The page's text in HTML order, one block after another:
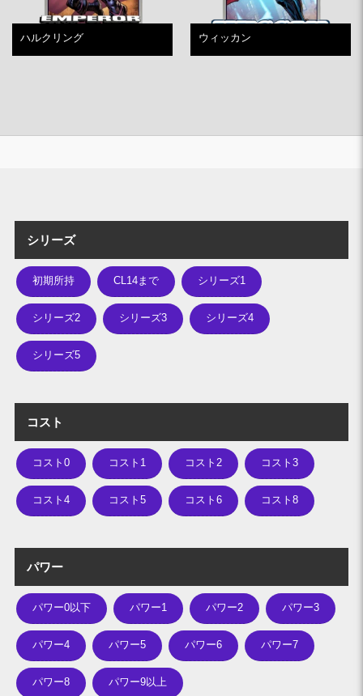
ハルクリング ウィッカン
シリーズ
初期所持 CL14まで シリーズ1
シリーズ2 シリーズ3 シリーズ4
シリーズ5
コスト
コスト0 コスト1 コスト2 コスト3
コスト4 コスト5 コスト6 コスト8
パワー
パワー0以下 パワー1 パワー2 パワー3
パワー4 パワー5 パワー6 パワー7
パワー8 パワー9以上